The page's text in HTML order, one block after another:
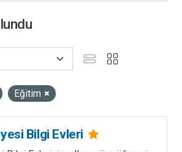
Eğitim
Bilgi Evleri